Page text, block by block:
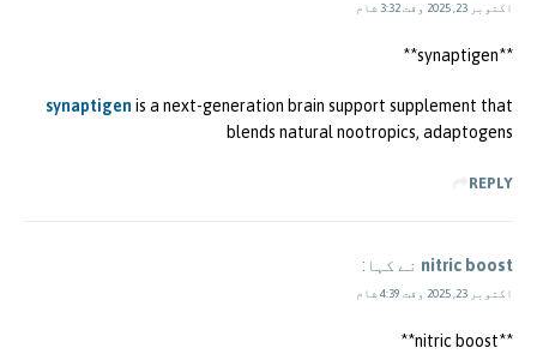
اکتوبر 23, 2025 وقت 3:32 شام
** synaptigen**
synaptigen is a next-generation brain support supplement that
blends natural nootropics, adaptogens
REPLY
nitric boost نے کہا:
اکتوبر 23, 2025 وقت 4:39 شام
** nitric boost**